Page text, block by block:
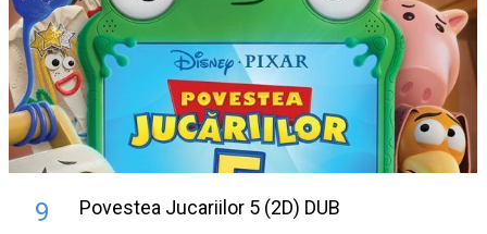
9 Povestea Jucariilor 5 (2D) DUB